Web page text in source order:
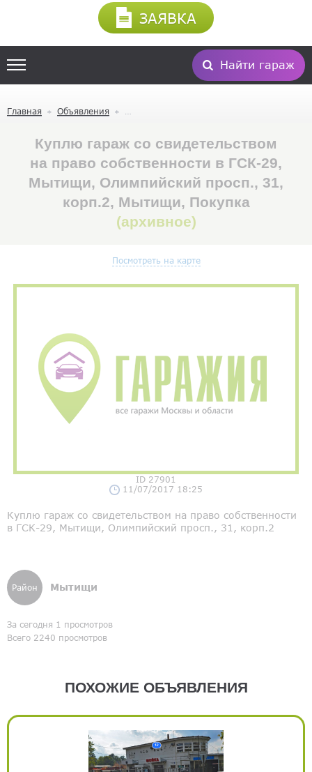
Найти гараж
ЗАЯВКА
Главная Объявления
Куплю гараж со свидетельством
на право собственности в ГСК-29,
Мытищи, Олимпийский просп., 31,
корп.2, Мытищи, Покупка
(архивное)
Посмотреть на карте
ID 27901
11/07/2017 18:25
Куплю гараж со свидетельством на право собственности
в ГСК-29, Мытищи, Олимпийский просп., 31, корп.2
Район Мытищи
За сегодня 1 просмотров
Всего 2240 просмотров
ПОХОЖИЕ ОБЪЯВЛЕНИЯ